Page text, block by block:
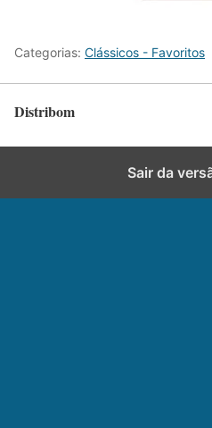
Categorias: Clássicos - Favoritos
Distribom
Sair da